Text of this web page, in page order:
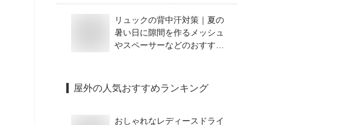
リュックの背中汗対策｜夏の
暑い日に隙間を作るメッシュ
やスペーサーなどのおすすめ
屋外の人気おすすめランキング
おしゃれなレディースドライ